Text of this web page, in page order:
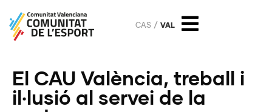
CAS VAL
El CAU València, treball i
il·lusió al servei de la